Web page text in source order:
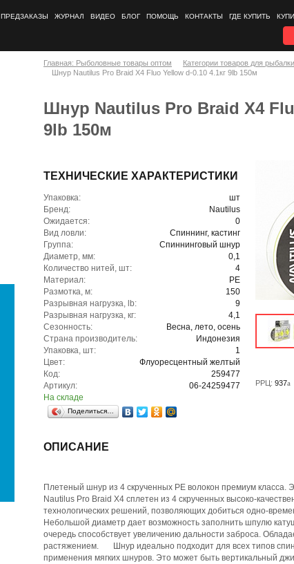
ПРЕДЗАКАЗЫ ЖУРНАЛ ВИДЕО БЛОГ ПОМОЩЬ КОНТАКТЫ ГДЕ КУПИТЬ
Главная: Рыболовные товары оптом Категории товаров для рыбалки
Шнур Nautilus Pro Braid X4 Fluo Yellow d-0.10 4.1кг 9lb 150м
Шнур Nautilus Pro Braid X4
9lb 150м
ТЕХНИЧЕСКИЕ ХАРАКТЕРИСТИКИ
Упаковка:
шт
Бренд:
Nautilus
Ожидается:
0
Вид ловли:
Спиннинг, кастинг
Группа:
Спиннинговый шнур
Диаметр, мм:
0,1
Количество нитей, шт:
4
Материал:
PE
Размотка, м:
150
Разрывная нагрузка, lb:
9
Разрывная нагрузка, кг:
4,1
Сезонность:
Весна, лето, осень
Страна производитель:
Индонезия
Упаковка, шт:
1
Цвет:
Флуоресцентный желтый
Код:
259477
Артикул:
06-24259477
На складе
Поделиться…
РРЦ: 937a
ОПИСАНИЕ
Плетеный шнур из 4 скрученных РЕ волокон премиум класса.
Nautilus Pro Braid X4 сплетен из 4 скрученных высоко-
технологических решений, позволяющих добиться одно-
Небольшой диаметр дает возможность заполнить шпулю
очередь способствует увеличению дальности заброса.
растяжением. Шнур идеально подходит для всех типов
применения мягких шнуров. Это может быть вертикальный